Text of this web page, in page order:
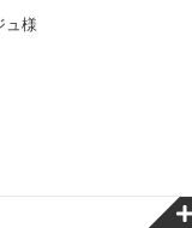
ュ様